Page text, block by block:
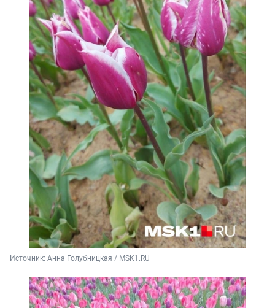
Источник: Анна Голубницкая / MSK1.RU